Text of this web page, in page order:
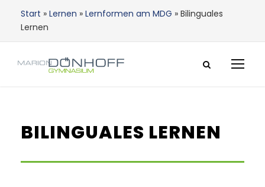
Start » Lernen » Lernformen am MDG » Bilinguales
Lernen
BILINGUALES LERNEN